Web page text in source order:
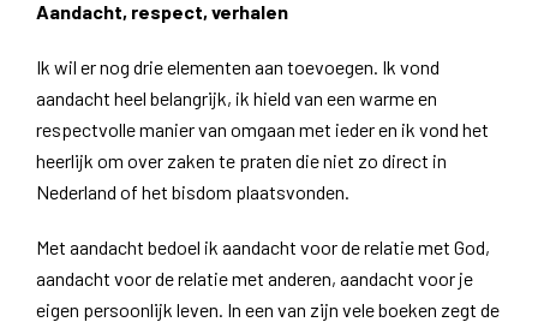
Aandacht, respect, verhalen
Ik wil er nog drie elementen aan toevoegen. Ik vond
aandacht heel belangrijk, ik hield van een warme en
respectvolle manier van omgaan met ieder en ik vond het
heerlijk om over zaken te praten die niet zo direct in
Nederland of het bisdom plaatsvonden.
Met aandacht bedoel ik aandacht voor de relatie met God,
aandacht voor de relatie met anderen, aandacht voor je
eigen persoonlijk leven. In een van zijn vele boeken zegt de